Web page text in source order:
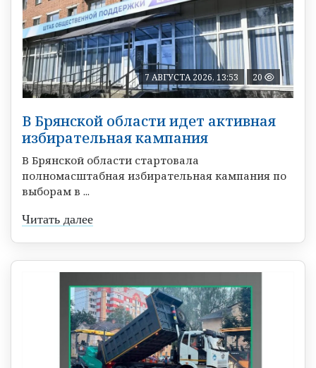
7 АВГУСТА 2026, 13:53 20
В Брянской области идет активная
избирательная кампания
В Брянской области стартовала
полномасштабная избирательная кампания по
выборам в ...
Читать далее